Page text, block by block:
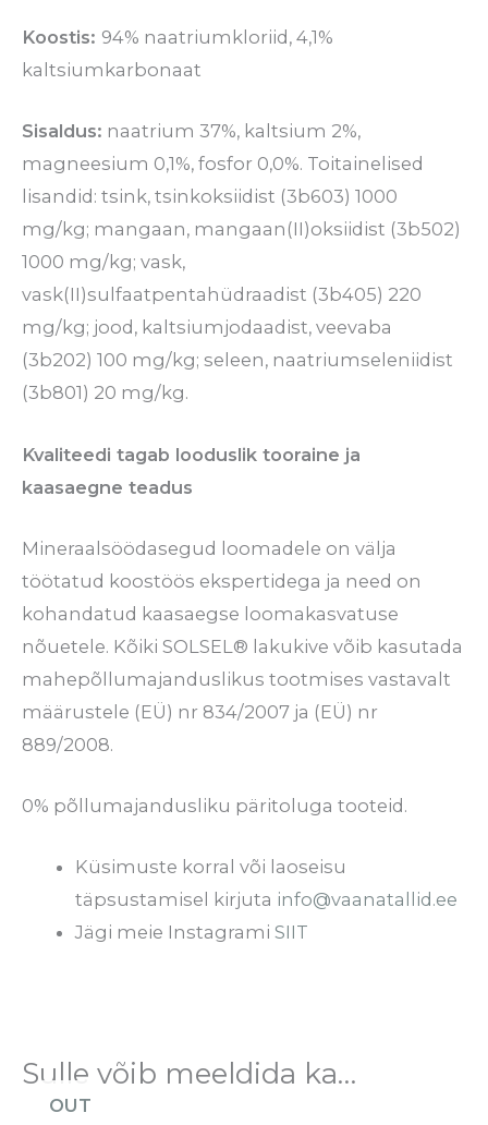
Koostis: 94% naatriumkloriid, 4,1%
kaltsiumkarbonaat
Sisaldus: naatrium 37%, kaltsium 2%,
magneesium 0,1%, fosfor 0,0%. Toitainelised
lisandid: tsink, tsinkoksiidist (3b603) 1000
mg/kg; mangaan, mangaan(II)oksiidist (3b502)
1000 mg/kg; vask,
vask(II)sulfaatpentahüdraadist (3b405) 220
mg/kg; jood, kaltsiumjodaadist, veevaba
(3b202) 100 mg/kg; seleen, naatriumseleniidist
(3b801) 20 mg/kg.
Kvaliteedi tagab looduslik tooraine ja
kaasaegne teadus
Mineraalsöödasegud loomadele on välja
töötatud koostöös ekspertidega ja need on
kohandatud kaasaegse loomakasvatuse
nõuetele. Kõiki SOLSEL® lakukive võib kasutada
mahepõllumajanduslikus tootmises vastavalt
määrustele (EÜ) nr 834/2007 ja (EÜ) nr
889/2008.
0% põllumajandusliku päritoluga tooteid.
Küsimuste korral või laoseisu
täpsustamisel kirjuta info@vaanatallid.ee
Jägi meie InstagramiSIIT
Sulle võib meeldida ka…
OUT